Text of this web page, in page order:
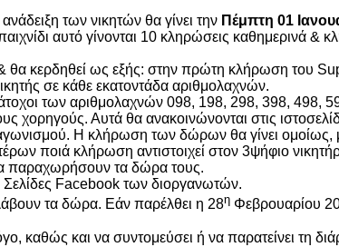
των νικητών θα γίνει την Πέμπτη 01
αυτό γίνονται 10 κληρώσεις καθημερινά &
θα κερδηθεί ως εξής: στην πρώτη κλήρωση του
είναι ο νικητής σε κάθε εκατοντάδα
των αριθμολαχνών 098, 198, 298, 398, 498,
χορηγούς. Αυτά θα ανακοινώνονται στις
Η κλήρωση των δώρων θα γίνει
ποιά κλήρωση αντιστοιχεί στον 3ψήφιο
παραχωρήσουν τα δώρα τους.
Σελίδες Facebook των διοργανωτών.
τα δώρα. Εάν παρέλθει η 28η Φεβρουαρίου
καθώς και να συντομεύσει ή να παρατείνει τη